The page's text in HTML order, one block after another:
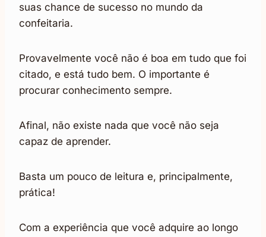
suas chance de sucesso no mundo da
confeitaria.
Provavelmente você não é boa em tudo que foi
citado, e está tudo bem. O importante é
procurar conhecimento sempre.
Afinal, não existe nada que você não seja
capaz de aprender.
Basta um pouco de leitura e, principalmente,
prática!
Com a experiência que você adquire ao longo